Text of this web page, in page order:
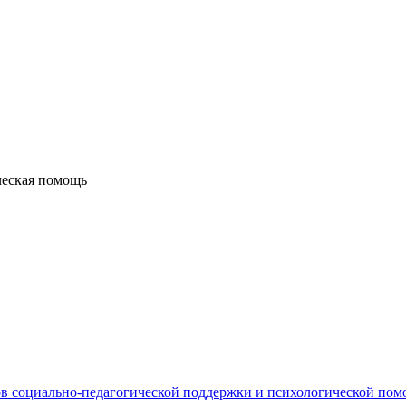
помощь
педагогической поддержки и психологической